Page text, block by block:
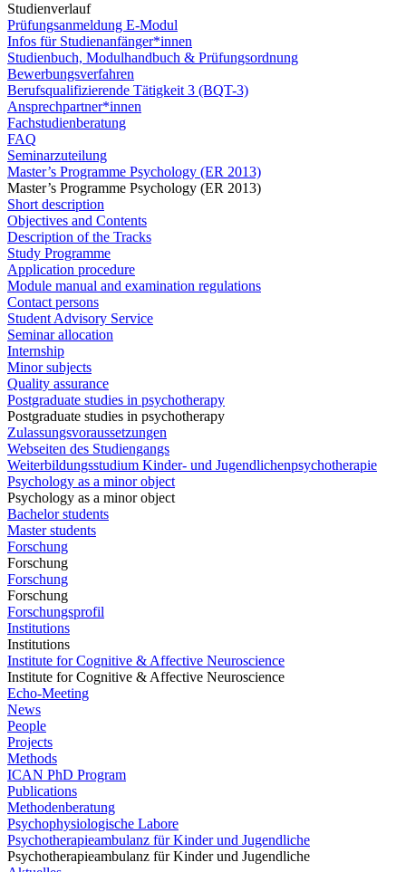
Studienverlauf
Prüfungsanmeldung E-Modul
Infos für Studienanfänger*innen
Studienbuch, Modulhandbuch & Prüfungsordnung
Bewerbungsverfahren
Berufsqualifizierende Tätigkeit 3 (BQT-3)
Ansprechpartner*innen
Fachstudienberatung
FAQ
Seminarzuteilung
Master’s Programme Psychology (ER 2013)
Master’s Programme Psychology (ER 2013)
Short description
Objectives and Contents
Description of the Tracks
Study Programme
Application procedure
Module manual and examination regulations
Contact persons
Student Advisory Service
Seminar allocation
Internship
Minor subjects
Quality assurance
Postgraduate studies in psychotherapy
Postgraduate studies in psychotherapy
Zulassungsvoraussetzungen
Webseiten des Studiengangs
Weiterbildungsstudium Kinder- und Jugendlichenpsychotherapie
Psychology as a minor object
Psychology as a minor object
Bachelor students
Master students
Forschung
Forschung
Forschung
Forschung
Forschungsprofil
Institutions
Institutions
Institute for Cognitive & Affective Neuroscience
Institute for Cognitive & Affective Neuroscience
Echo-Meeting
News
People
Projects
Methods
ICAN PhD Program
Publications
Methodenberatung
Psychophysiologische Labore
Psychotherapieambulanz für Kinder und Jugendliche
Psychotherapieambulanz für Kinder und Jugendliche